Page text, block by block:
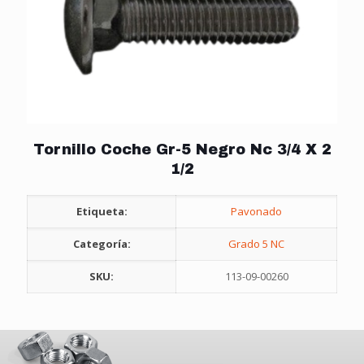
Tornillo Coche Gr-5 Negro Nc 3/4 X 2
1/2
Etiqueta: Pavonado
Categoría: Grado 5 NC
SKU: 113-09-00260